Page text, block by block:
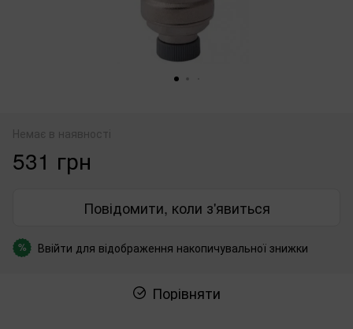
Немає в наявності
531 грн
Повідомити, коли з'явиться
% Ввійти для відображення накопичувальної знижки
Порівняти